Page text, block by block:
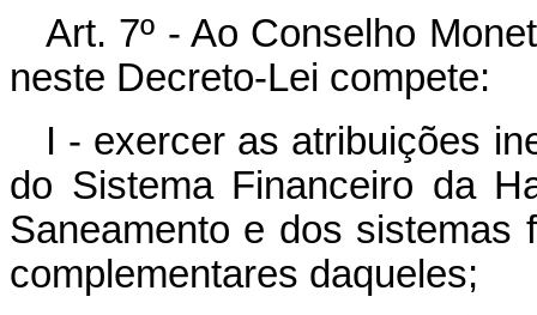
Art. 7º - Ao Conselho
neste Decreto-Lei compete:
I - exercer as atribuições
do Sistema Financeiro da
Saneamento e dos sistemas
complementares daqueles;